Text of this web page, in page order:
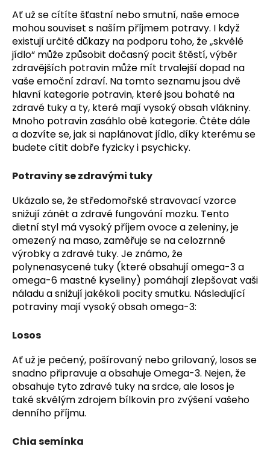
Ať už se cítíte šťastní nebo smutní, naše emoce
mohou souviset s naším příjmem potravy. I když
existují určité důkazy na podporu toho, že „skvělé
jídlo“ může způsobit dočasný pocit štěstí, výběr
zdravějších potravin může mít trvalejší dopad na
vaše emoční zdraví. Na tomto seznamu jsou dvě
hlavní kategorie potravin, které jsou bohaté na
zdravé tuky a ty, které mají vysoký obsah vlákniny.
Mnoho potravin zasáhlo obě kategorie. Čtěte dále
a dozvíte se, jak si naplánovat jídlo, díky kterému se
budete cítit dobře fyzicky i psychicky.
Potraviny se zdravými tuky
Ukázalo se, že středomořské stravovací vzorce
snižují zánět a zdravé fungování mozku. Tento
dietní styl má vysoký příjem ovoce a zeleniny, je
omezený na maso, zaměřuje se na celozrnné
výrobky a zdravé tuky. Je známo, že
polynenasycené tuky (které obsahují omega-3 a
omega-6 mastné kyseliny) pomáhají zlepšovat vaši
náladu a snižují jakékoli pocity smutku. Následující
potraviny mají vysoký obsah omega-3:
Losos
Ať už je pečený, pošírovaný nebo grilovaný, losos se
snadno připravuje a obsahuje Omega-3. Nejen, že
obsahuje tyto zdravé tuky na srdce, ale losos je
také skvělým zdrojem bílkovin pro zvýšení vašeho
denního příjmu.
Chia semínka
a
j
í
t
?
HLEDAT
D
o
p
o
r
u
č
u
j
e
e